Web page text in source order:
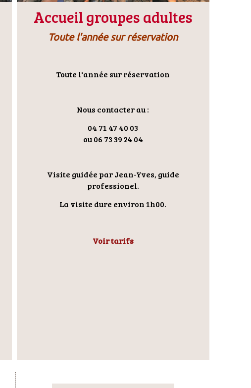
Accueil groupes adultes
Toute l'année sur réservation
Toute l'année sur réservation
Nous contacter au :
04 71 47 40 03
ou 06 73 39 24 04
Visite guidée par Jean-Yves, guide
professionel.
La visite dure environ 1h00.
Voir tarifs